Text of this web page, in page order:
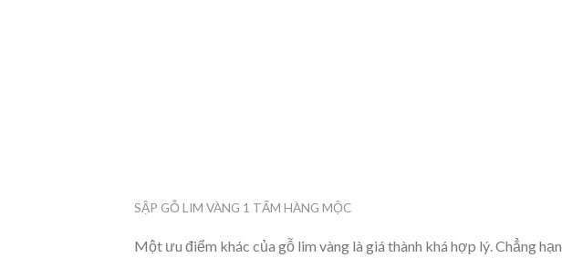
SẬP GỖ LIM VÀNG 1 TẤM HÀNG MỘC
Một ưu điểm khác của gỗ lim vàng là giá thành khá hợp lý. Chẳng